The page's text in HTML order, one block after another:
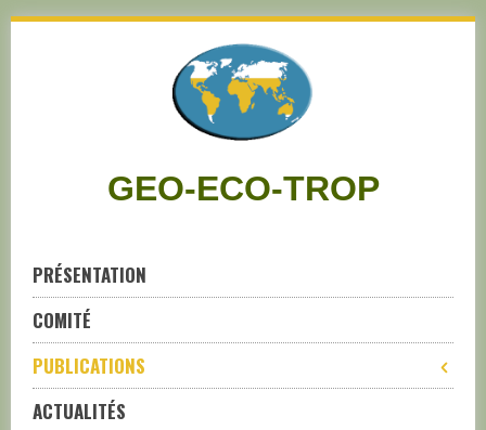
GEO-ECO-TROP
PRÉSENTATION
COMITÉ
PUBLICATIONS
ACTUALITÉS